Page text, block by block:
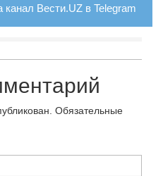
Вести.UZ в Telegram
Обязательные